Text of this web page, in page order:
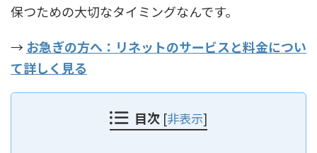
保つための大切なタイミングなんです。
→ お急ぎの方へ：リネットのサービスと料金につい
て詳しく見る
目次 [非表示]